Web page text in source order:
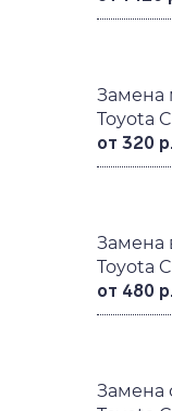
Замена
Toyota
от 320 р.
Замена
Toyota
от 480 р.
Замена